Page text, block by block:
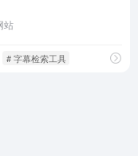
站
# 字幕检索工具